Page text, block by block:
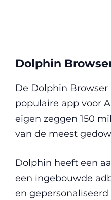
Dolphin
De Dolphin
populaire app voor
eigen zeggen 150
van de meest
Dolphin heeft een
een ingebouwde
en gepersonaliseerd